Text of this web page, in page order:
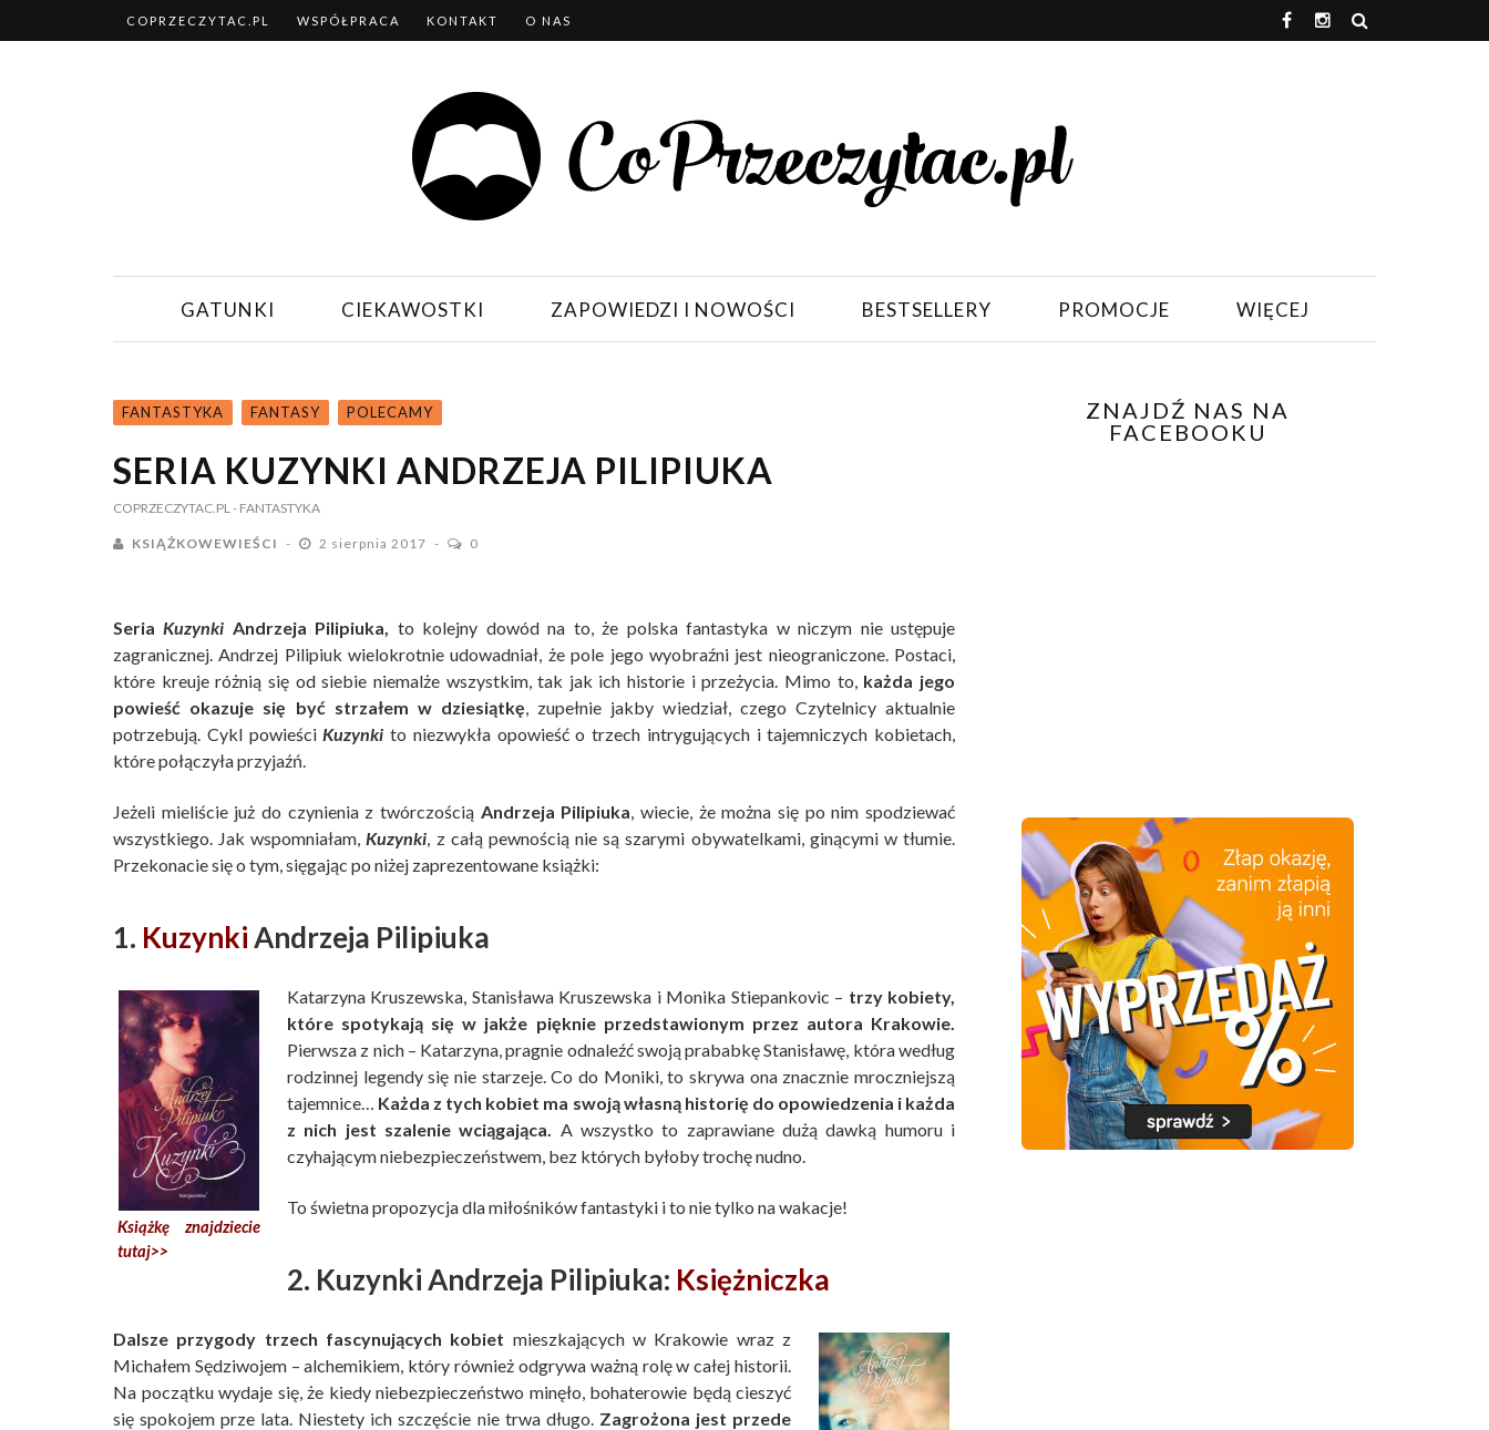
COPRZECZYTAC.PL WSPÓŁPRACA KONTAKT O NAS
GATUNKI CIEKAWOSTKI ZAPOWIEDZI I NOWOŚCI BESTSELLERY PROMOCJE WIĘCEJ
FANTASTYKA FANTASY POLECAMY
SERIA KUZYNKI ANDRZEJA PILIPIUKA
COPRZECZYTAC.PL- FANTASTYKA
KSIĄŻKOWEWIEŚCI 2 sierpnia 2017 0
SeriaKuzynki Andrzeja Pilipiuka, to kolejny dowód na to, że polska fantastyka w niczym nie ustępuje
zagranicznej. Andrzej Pilipiuk wielokrotnie udowadniał, że pole jego wyobraźni jest nieograniczone. Postaci,
które kreuje różnią się od siebie niemalże wszystkim, tak jak ich historie i przeżycia. Mimo to, każda jego
powieść okazuje się być strzałem w dziesiątkę, zupełnie jakby wiedział, czego Czytelnicy aktualnie
potrzebują. Cykl powieściKuzynki to niezwykła opowieść o trzech intrygujących i tajemniczych kobietach,
które połączyła przyjaźń.
Jeżeli mieliście już do czynienia z twórczością Andrzeja Pilipiuka, wiecie, że można się po nim spodziewać
wszystkiego. Jak wspomniałam,Kuzynki, z całą pewnością nie są szarymi obywatelkami, ginącymi w tłumie.
Przekonacie się o tym, sięgając po niżej zaprezentowane książki:
1. KuzynkiAndrzeja Pilipiuka
Książkę znajdziecie
tutaj>>
Katarzyna Kruszewska, Stanisława Kruszewska i Monika Stiepankovic – trzy kobiety,
które spotykają się w jakże pięknie przedstawionym przez autora Krakowie.
Pierwsza z nich – Katarzyna, pragnie odnaleźć swoją prababkę Stanisławę, która według
rodzinnej legendy się nie starzeje. Co do Moniki, to skrywa ona znacznie mroczniejszą
tajemnice… Każda z tych kobiet ma swoją własną historię do opowiedzenia i każda
z nich jest szalenie wciągająca.
A wszystko to zaprawiane dużą dawką humoru i
czyhającym niebezpieczeństwem, bez których byłoby trochę nudno.
To świetna propozycja dla miłośników fantastyki i to nie tylko na wakacje!
2. Kuzynki Andrzeja Pilipiuka: Księżniczka
Dalsze przygody trzech fascynujących kobiet mieszkających w Krakowie wraz z
Michałem Sędziwojem – alchemikiem, który również odgrywa ważną rolę w całej historii.
Na początku wydaje się, że kiedy niebezpieczeństwo minęło, bohaterowie będą cieszyć
się spokojem prze lata. Niestety ich szczęście nie trwa długo. Zagrożona jest przede
ZNAJDŹ NAS NA
FACEBOOKU